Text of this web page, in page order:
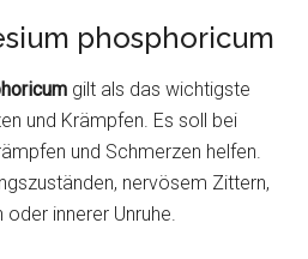
phosphoricum
gilt als das wichtigste
und Krämpfen. Es soll bei
und Schmerzen helfen.
nervösem Zittern,
innerer Unruhe.